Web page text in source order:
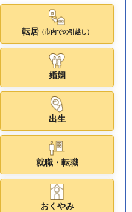
転居（市内での引越し）
婚姻
出生
就職・転職
おくやみ